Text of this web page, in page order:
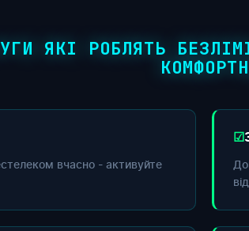
ЯКІ РОБЛЯТЬ
вчасно - активуйте